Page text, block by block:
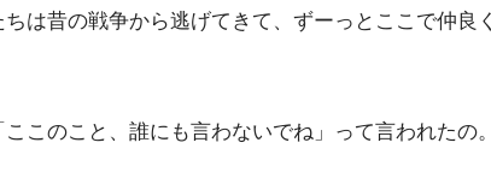
は昔の戦争から逃げてきて、ずーっとここで仲良
このこと、誰にも言わないでね」って言われたの